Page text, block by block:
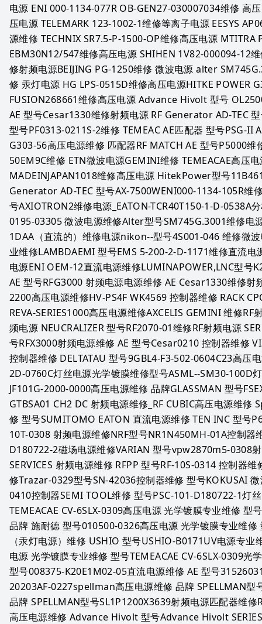
电源 ENI 000-1134-077R OB-GEN27-030007034维修 高
压电源 TELEMARK 123-1002-1维修等离子电源 EESYS
源维修 TECHNIX SR7.5-P-1500-OP维修高压电源
EBM30N12/547维修高压电源 SHIHEN 1V82-000094-12
修射频电源BEIJING PG-1250维修 微波电源 alter
修 汞灯电源 HG LPS-0515D维修高压电源HITKE POWER
FUSION268661维修高压电源 Advance Hivolt 型号
AE 型号Cesar1330维修射频电源 RF Generator AD-TEC
型号PF0313-0211S-2维修 TEMEAC AE匹配器 型号PSG-
G303-56高压电源维修 匹配器RF MATCH AE 型号P5000
50EM9C维修 ETN微波电源GEMINI维修 TEMEACAE高压
MADEINJAPAN1018维修高压电源 HitekPower型号
Generator AD-TEC 型号AX-7500WENI000-1134-105R维
号AXIOTRON2维修电源_EATON-TCR40T150-1-D-0538A
0195-03305 微波电源维修Alter型号SM745G.3001维修电
1DAA（直流的）维修电源nikon--型号4S001-046 维修微
业维修LAMBDAEMI 型号EMS 5-200-2-D-1171维修直流电
电源ENI OEM-12直流电源维修LUMINAPOWER,LNC型号
AE 型号RFG3000 射频电源电源维修 AE Cesar1330维修
2200高压电源维修HV-PS4F WK4569 控制器维修 RACK
REVA-SERIES1000高压电源维修AXCELIS GEMINI 维修
频电源 NEUCRALIZER 型号RF2070-01维修RF射频电源
号RFX3000射频电源维修 AE 型号Cesar0210 控制器维修
控制器维修 DELTATAU 型号9GBL4-F3-502-0604C23高压
2D-0760C灯丝电源光学镀膜维修型号ASML--SM30-100D
JF101G-2000-0000高压电源维修 品牌GLASSMAN 型号
GTBSA01 CH2 DC 射频电源维修_RF CUBIC高压电源维
修 型号SUMITOMO EATON 直流电源维修 TEN INC 型号
10T-0308 射频电源维修NRF型号NR1N450MH-01A控制器
D180722-2磁场电源维修VARIAN 型号vpw2870m5-0308
SERVICES 射频电源维修 RFPP 型号RF-10S-0314 控制器
修Trazar-0329型号SN-42036控制器维修 型号KOKUSAI
0410控制器SEMI TOOL维修 型号PSC-101-D180722-1灯
TEMEACAE CV-6SLX-0309高压电源 光学镀膜专业维修
品牌 施耐德 型号010500-0326高压电源 光学镀膜专业维
（汞灯电源）维修 USHIO 型号USHIO-B0171UV电源专
电源 光学镀膜专业维修 型号TEMEACAE CV-6SLX-0309光
型号008375-K20E1M02-05直流电源维修 AE 型号
20203AF-0227spellman高压电源维修 品牌 SPELLMAN型
品牌 SPELLMAN型号SL1P1200X3639射频电源匹配器维修
高压电源维修 Advance Hivolt 型号Advance Hivolt